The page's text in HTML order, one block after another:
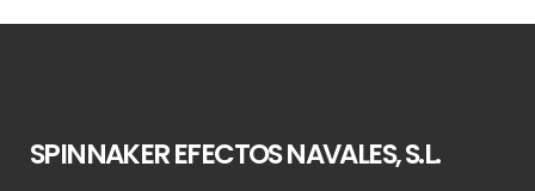
SPINNAKER EFECTOS NAVALES, S.L.